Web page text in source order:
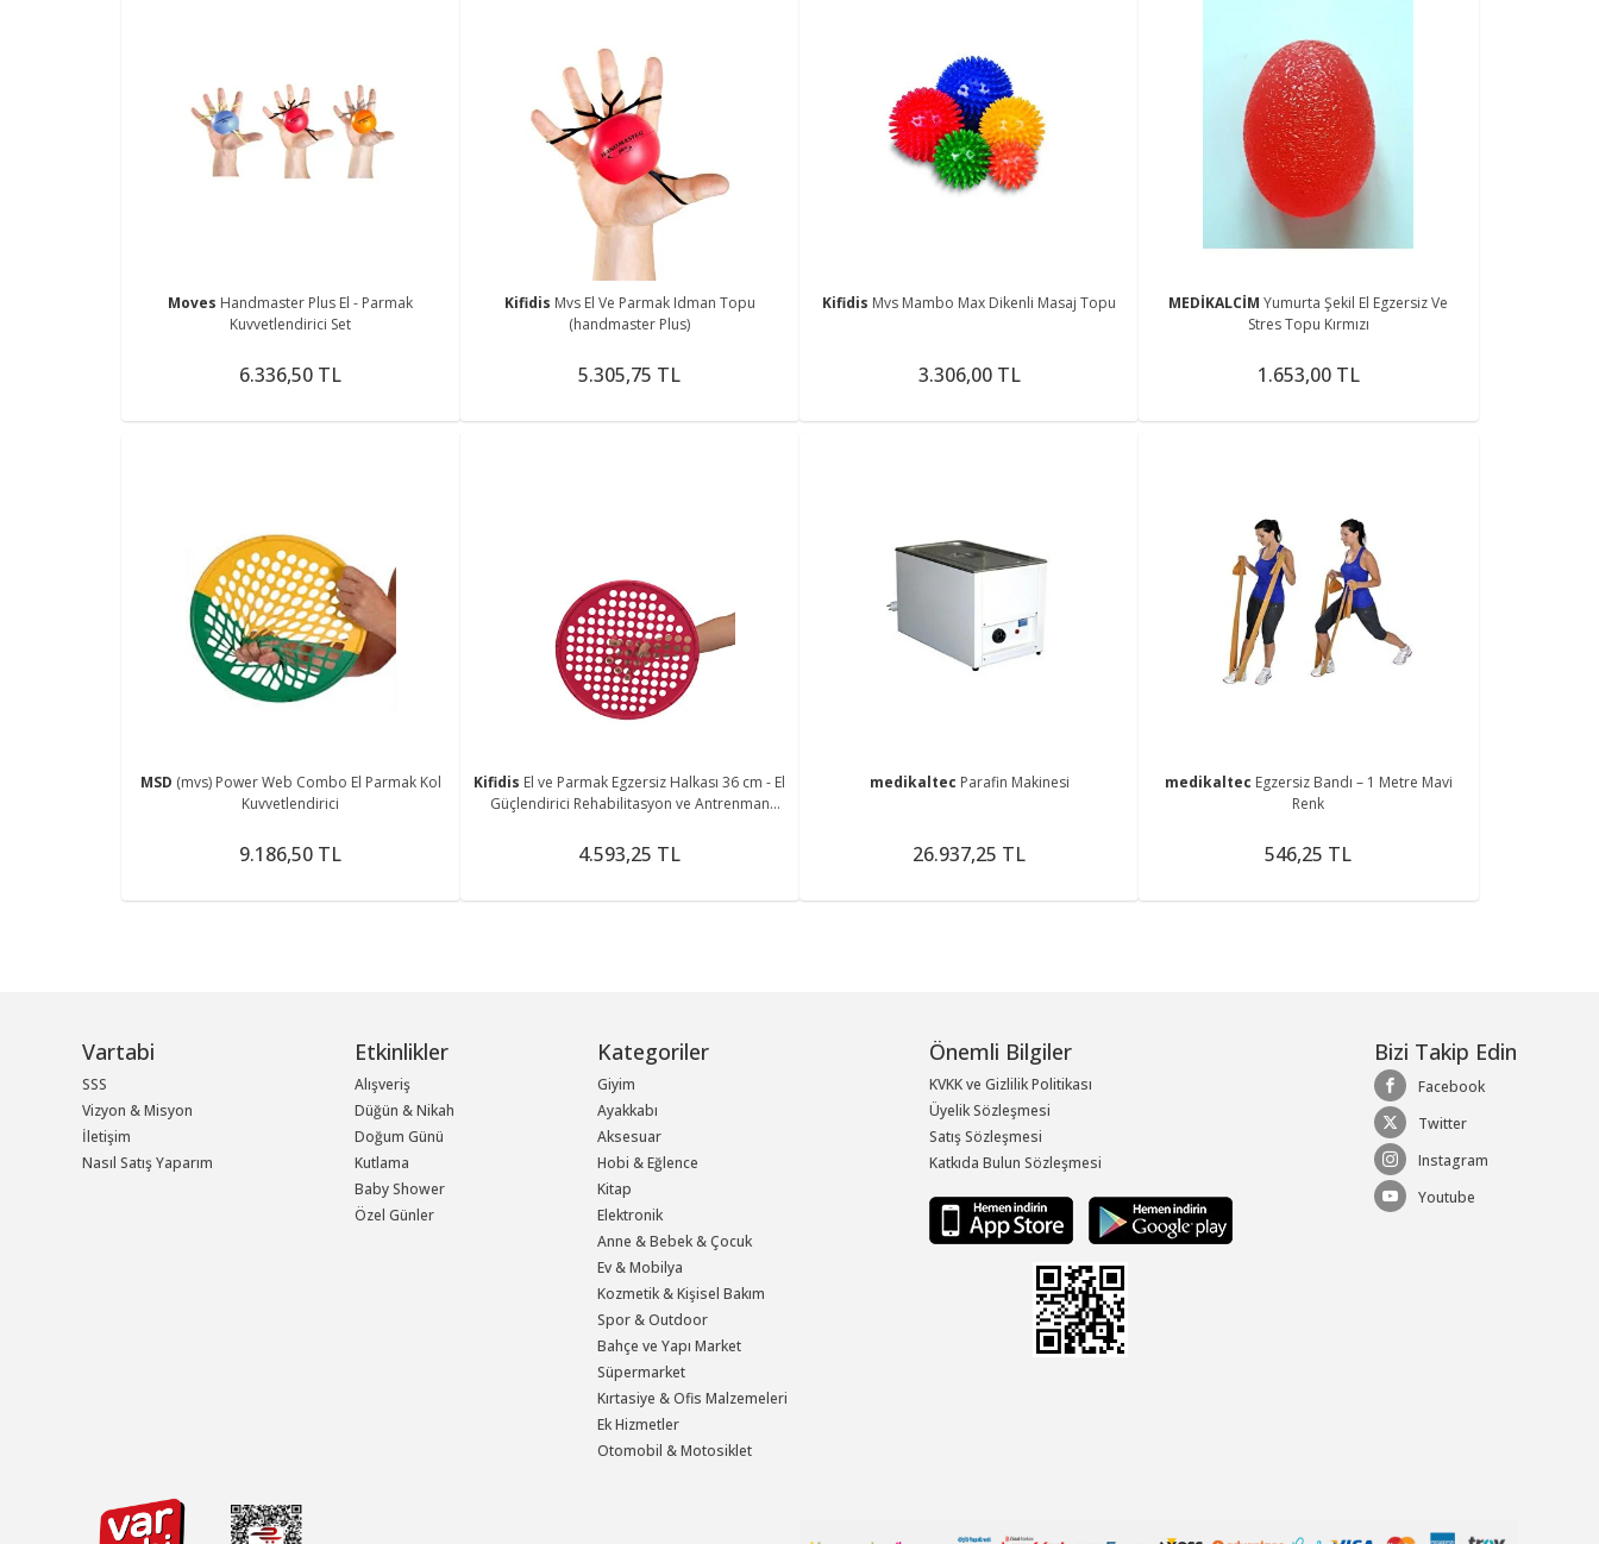
Moves Handmaster Plus El - Parmak
Kuvvetlendirici Set
6.336,50 TL
Kifidis Mvs El Ve Parmak Idman Topu
(handmaster Plus)
5.305,75 TL
Kifidis Mvs Mambo Max Dikenli Masaj Topu
3.306,00 TL
MEDİKALCİMYumurta Şekil El Egzersiz Ve
Stres Topu Kırmızı
1.653,00 TL
MSD (mvs) Power Web Combo El Parmak Kol
Kuvvetlendirici
9.186,50 TL
Kifidis El ve Parmak Egzersiz Halkası 36 cm - El
Güçlendirici Rehabilitasyon ve Antrenman
4.593,25 TL
medikaltec Parafin Makinesi
26.937,25 TL
medikaltec Egzersiz Bandı – 1 Metre Mavi
Renk
546,25 TL
Vartabi
SSS
Vizyon & Misyon
İletişim
Nasıl Satış Yaparım
Etkinlikler
Alışveriş
Düğün & Nikah
Doğum Günü
Kutlama
Baby Shower
Özel Günler
Kategoriler
Giyim
Ayakkabı
Aksesuar
Hobi & Eğlence
Kitap
Elektronik
Anne & Bebek & Çocuk
Ev & Mobilya
Kozmetik & Kişisel Bakım
Spor & Outdoor
Bahçe ve Yapı Market
Süpermarket
Kırtasiye & Ofis Malzemeleri
Ek Hizmetler
Otomobil & Motosiklet
Önemli Bilgiler
KVKK ve Gizlilik Politikası
Üyelik Sözleşmesi
Satış Sözleşmesi
Katkıda Bulun Sözleşmesi
Bizi Takip Edin
Facebook
Twitter
Instagram
Youtube